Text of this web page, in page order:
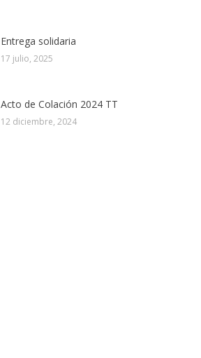
Entrega solidaria
17 julio, 2025
Acto de Colación 2024 TT
12 diciembre, 2024